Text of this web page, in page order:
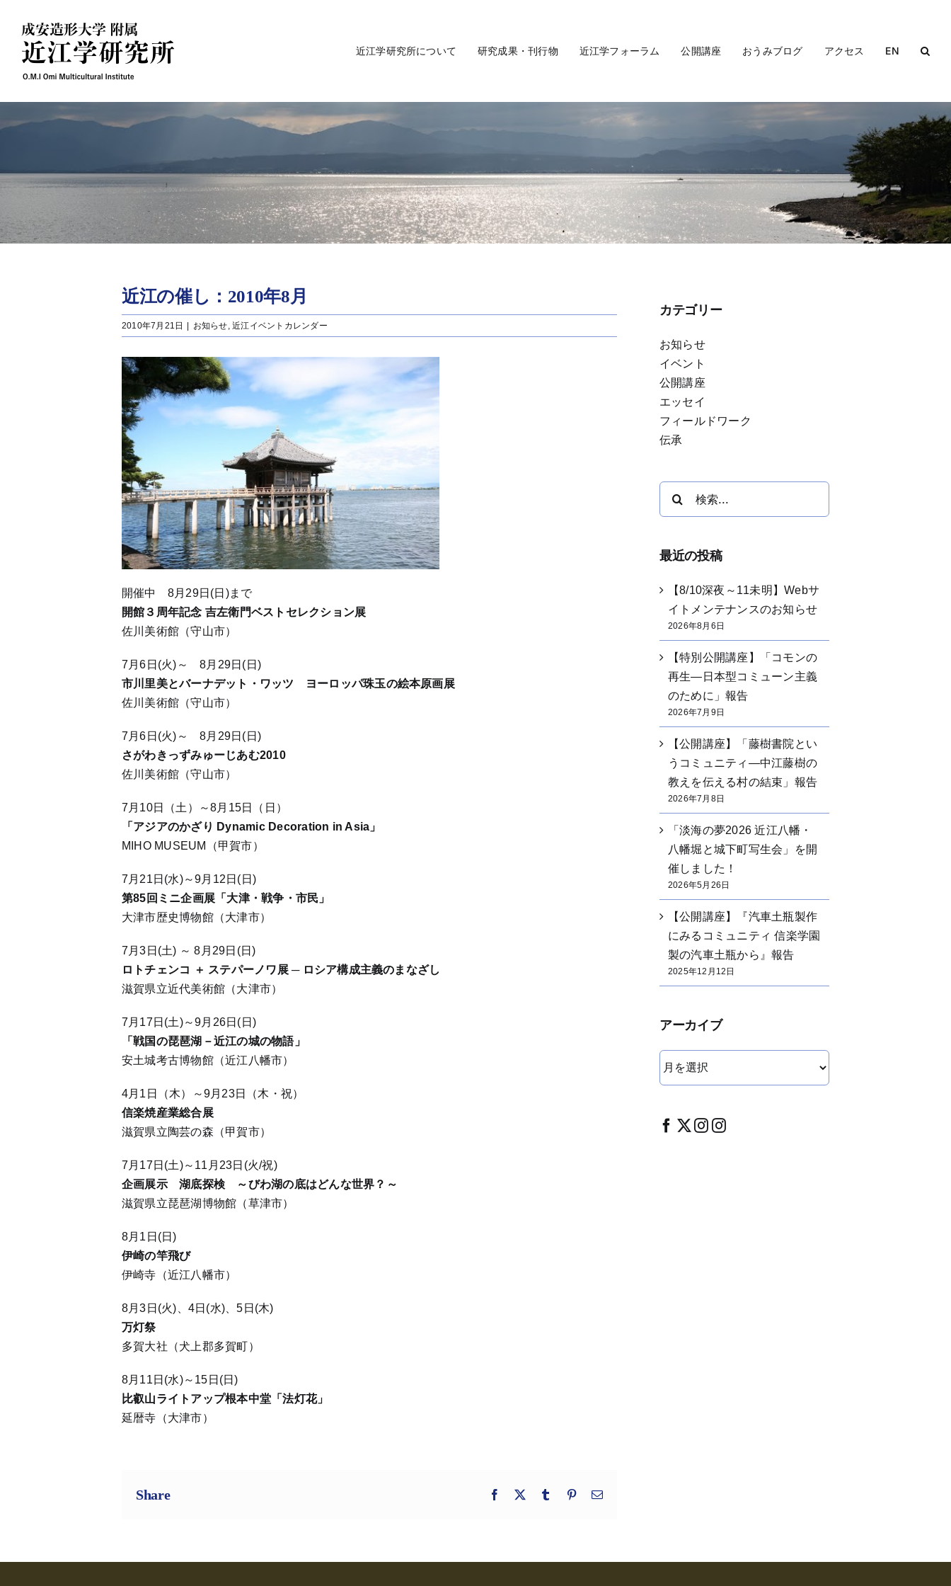
content
近江学研究所について 研究成果・刊行物 近江学フォーラム 公開講座 おうみブログ アクセス EN
近江の催し：2010年8月
2010年7月21日 お知らせ,近江イベントカレンダー
開催中 8月29日(日)まで
開館３周年記念 吉左衛門ベストセレクション展
佐川美術館（守山市）
7月6日(火)～ 8月29日(日)
市川里美とバーナデット・ワッツ ヨーロッパ珠玉の絵本原画展
佐川美術館（守山市）
7月6日(火)～ 8月29日(日)
さがわきっずみゅーじあむ2010
佐川美術館（守山市）
7月10日（土）～8月15日（日）
「アジアのかざり Dynamic Decoration in Asia」
MIHO MUSEUM（甲賀市）
7月21日(水)～9月12日(日)
第85回ミニ企画展「大津・戦争・市民」
大津市歴史博物館（大津市）
7月3日(土) ～ 8月29日(日)
ロトチェンコ ＋ ステパーノワ展 ─ ロシア構成主義のまなざし
滋賀県立近代美術館（大津市）
7月17日(土)～9月26日(日)
「戦国の琵琶湖－近江の城の物語」
安土城考古博物館（近江八幡市）
4月1日（木）～9月23日（木・祝）
信楽焼産業総合展
滋賀県立陶芸の森（甲賀市）
7月17日(土)～11月23日(火/祝)
企画展示 湖底探検 ～びわ湖の底はどんな世界？～
滋賀県立琵琶湖博物館（草津市）
8月1日(日)
伊崎の竿飛び
伊崎寺（近江八幡市）
8月3日(火)、4日(水)、5日(木)
万灯祭
多賀大社（犬上郡多賀町）
8月11日(水)～15日(日)
比叡山ライトアップ根本中堂「法灯花」
延暦寺（大津市）
Share Facebook TumblrPinterest
電
カテゴリー
お知らせ
イベント
公開講座
エッセイ
フィールドワーク
伝承
最近の投稿
【8/10深夜～11未明】Webサ
イトメンテナンスのお知らせ
2026年8月6日
【特別公開講座】「コモンの
再生―日本型コミューン主義
のために」報告
2026年7月9日
【公開講座】「藤樹書院とい
うコミュニティ―中江藤樹の
教えを伝える村の結束」報告
2026年7月8日
「淡海の夢2026 近江八幡・
八幡堀と城下町写生会」を開
催しました！
2026年5月26日
【公開講座】『汽車土瓶製作
にみるコミュニティ 信楽学園
製の汽車土瓶から』報告
2025年12月12日
アーカイブ
イ
ブ